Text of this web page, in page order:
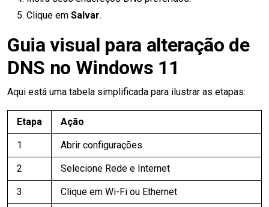
Clique em Salvar.
Guia visual para alteração de
DNS no Windows 11
Aqui está uma tabela simplificada para ilustrar as etapas:
Etapa Ação
1 Abrir configurações
2 Selecione Rede e Internet
3 Clique em Wi-Fi ou Ethernet